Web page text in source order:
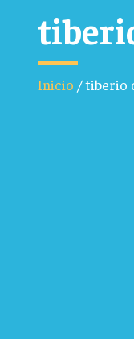
Inicio /tiberio